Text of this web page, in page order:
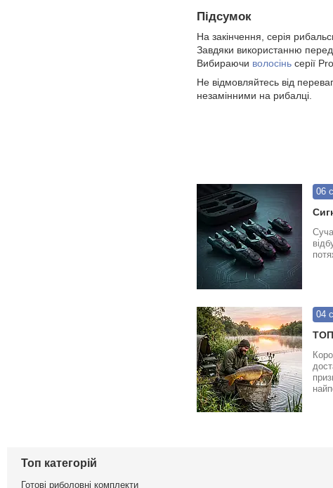
Підсумок
На закінчення, серія
Завдяки використанню
Вибираючи волосінь серії
Не відмовляйтесь від
незамінними на рибалці.
06
04
ТОП
Топ категорій
Готові риболовні комплекти